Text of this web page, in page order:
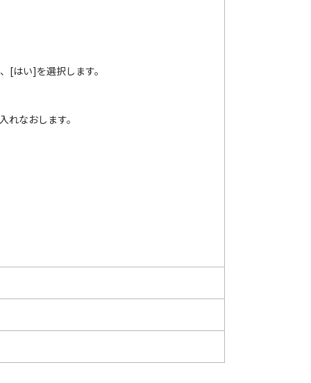
[はい]を選択します。
なおします。